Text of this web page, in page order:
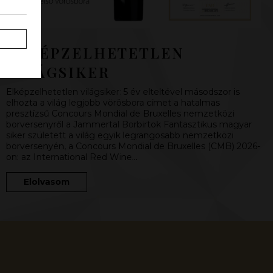
ELKÉPZELHETETLEN
VILÁGSIKER
Elképzelhetetlen világsiker: 5 év elteltével másodszor is
elhozta a világ legjobb vörösbora címet a hatalmas
presztízsű Concours Mondial de Bruxelles nemzetközi
borversenyről a Jammertal Borbirtok Fantasztikus magyar
siker született a világ egyik legrangosabb nemzetközi
borversenyén, a Concours Mondial de Bruxelles (CMB) 2026-
on: az International Red Wine…
Elolvasom